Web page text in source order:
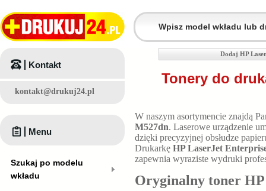
Dodaj HP
Tonery do
W naszym asortymencie znajdą
M527dn. Laserowe urządzenie
dzięki precyzyjnej obsłudze
Drukarkę HP LaserJet
zapewnia wyraziste wydruki
Oryginalny toner
Kontakt
kontakt@drukuj24.pl
Menu
Szukaj po modelu
wkładu